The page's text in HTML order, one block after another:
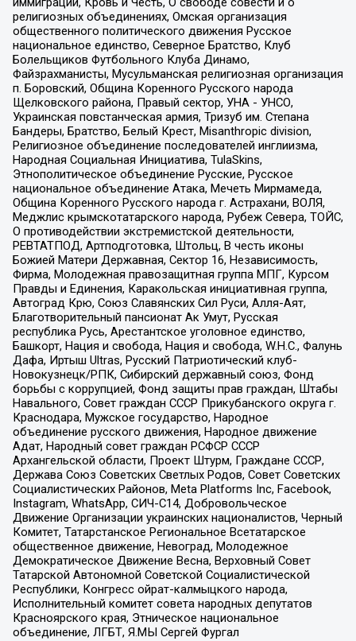
религиозных объединениях, Омская организация
общественного политического движения Русское
национальное единство, Северное Братство, Клуб
Болельщиков Футбольного Клуба Динамо,
Файзрахманисты, Мусульманская религиозная организация
п. Боровский, Община Коренного Русского народа
Щелковского района, Правый сектор, УНА - УНСО,
Украинская повстанческая армия, Тризуб им. Степана
Бандеры, Братство, Белый Крест, Misanthropic division,
Религиозное объединение последователей инглиизма,
Народная Социальная Инициатива, TulaSkins,
Этнополитическое объединение Русские, Русское
национальное объединение Атака, Мечеть Мирмамеда,
Община Коренного Русского народа г. Астрахани, ВОЛЯ,
Меджлис крымскотатарского народа, Рубеж Севера, ТОЙС,
О противодействии экстремистской деятельности,
РЕВТАТПОД, Артподготовка, Штольц, В честь иконы
Божией Матери Державная, Сектор 16, Независимость,
Фирма, Молодежная правозащитная группа МПГ, Курсом
Правды и Единения, Каракольская инициативная группа,
Автоград Крю, Союз Славянских Сил Руси, Алля-Аят,
Благотворительный пансионат Ак Умут, Русская
республика Русь, Арестантское уголовное единство,
Башкорт, Нация и свобода, Нация и свобода, W.H.С., Фалунь
Дафа, Иртыш Ultras, Русский Патриотический клуб-
Новокузнецк/РПК, Сибирский державный союз, Фонд
борьбы с коррупцией, Фонд защиты прав граждан, Штабы
Навального, Совет граждан СССР Прикубанского округа г.
Краснодара, Мужское государство, Народное
объединение русского движения, Народное движение
Адат, Народный совет граждан РСФСР СССР
Архангельской области, Проект Штурм, Граждане СССР,
Держава Союз Советских Светлых Родов, Совет Советских
Социалистических Районов, Meta Platforms Inc, Facebook,
Instagram, WhatsApp, СИЧ-С14, Добровольческое
Движение Организации украинских националистов, Черный
Комитет, Татарстанское Региональное Всетатарское
общественное движение, Невоград, Молодежное
Демократическое Движение Весна, Верховный Совет
Татарской Автономной Советской Социалистической
Республики, Конгресс ойрат-калмыцкого народа,
Исполнительный комитет совета народных депутатов
Красноярского края, Этническое национальное
объединение, ЛГБТ, Я.МЫ Сергей Фургал